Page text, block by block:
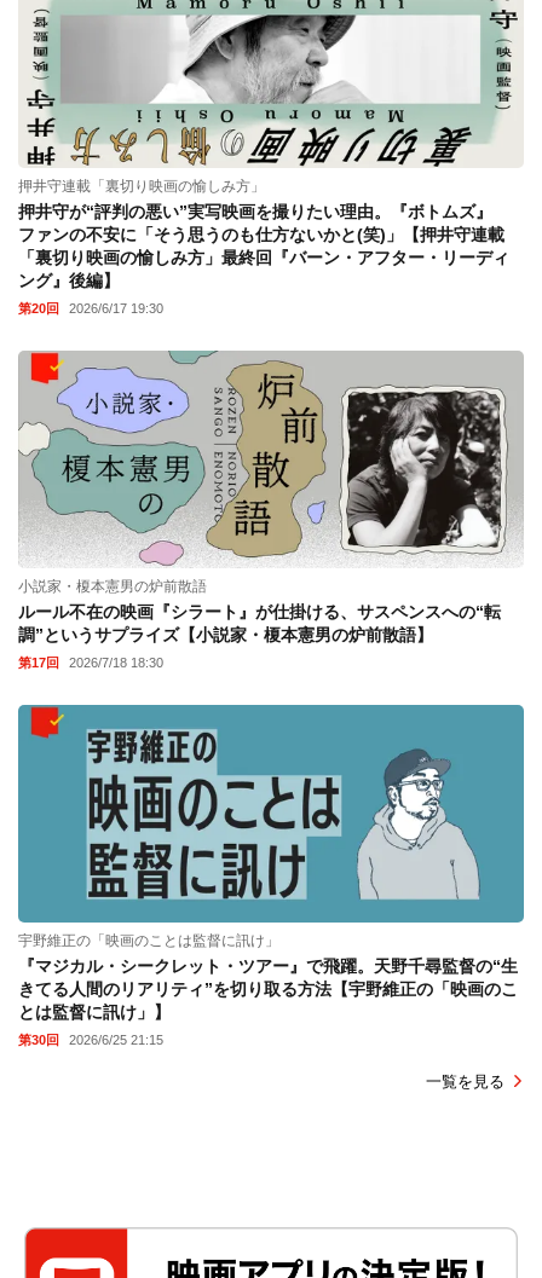
押井守連載「裏切り映画の愉しみ方」
押井守が“評判の悪い”実写映画を撮りたい理由。『ボトムズ』
ファンの不安に「そう思うのも仕方ないかと(笑)」【押井守連載
「裏切り映画の愉しみ方」最終回『バーン・アフター・リーディ
ング』後編】
第20回 2026/6/17 19:30
小説家・榎本憲男の炉前散語
ルール不在の映画『シラート』が仕掛ける、サスペンスへの“転
調”というサプライズ【小説家・榎本憲男の炉前散語】
第17回 2026/7/18 18:30
宇野維正の「映画のことは監督に訊け」
『マジカル・シークレット・ツアー』で飛躍。天野千尋監督の“生
きてる人間のリアリティ”を切り取る方法【宇野維正の「映画のこ
とは監督に訊け」】
第30回 2026/6/25 21:15
一覧を見る